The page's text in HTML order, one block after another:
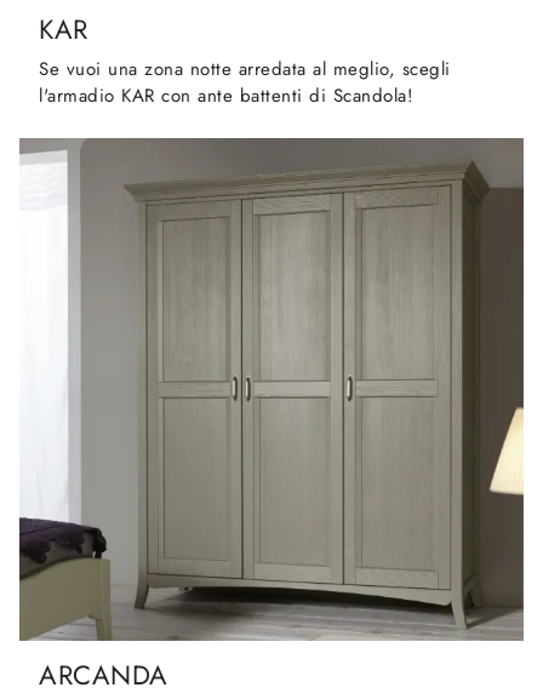
KAR
Se vuoi una zona notte arredata al meglio, scegli
l'armadio KAR con ante battenti di Scandola!
ARCANDA